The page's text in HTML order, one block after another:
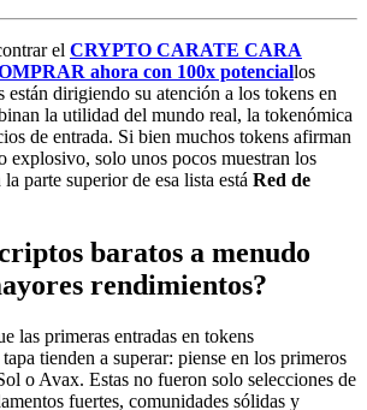
el CRYPTO CARATE CARA
ahora con 100x potenciallos
están dirigiendo su atención a los tokens en
la utilidad del mundo real, la tokenómica
de entrada. Si bien muchos tokens afirman
explosivo, solo unos pocos muestran los
parte superior de esa lista está Red de
baratos a menudo
rendimientos?
las primeras entradas en tokens
tienden a superar: piense en los primeros
o Avax. Estas no fueron solo selecciones de
fuertes, comunidades sólidas y